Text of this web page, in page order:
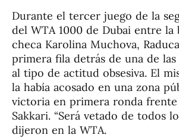
Durante el tercer juego de la
del WTA 1000 de Dubai entre la
checa Karolina Muchova,
primera fila detrás de una de las
al tipo de actitud obsesiva. El
la había acosado en una zona
victoria en primera ronda frente
Sakkari. “Será vetado de todos
dijeron en la WTA.